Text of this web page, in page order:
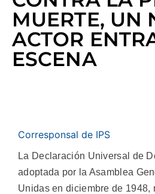
MUERTE, UN
ACTOR
ESCENA
Corresponsal de IPS
La Declaración Universal de
adoptada por la Asamblea
Unidas en diciembre de 1948,